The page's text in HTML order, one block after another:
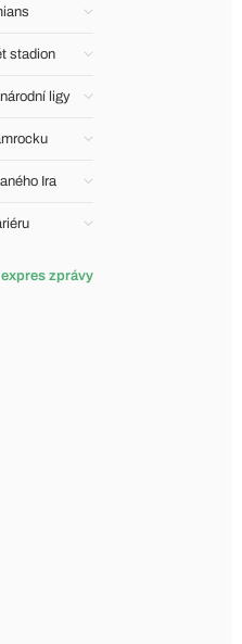
stadion
ligy
Ira
expres zprávy